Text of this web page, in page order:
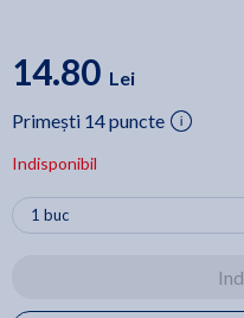
14.80 Lei
Primești 14 puncte
Indisponibil